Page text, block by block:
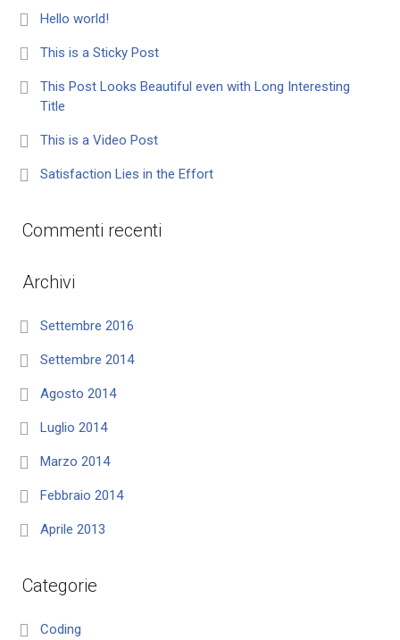
Hello world!
This is a Sticky Post
This Post Looks Beautiful even with Long Interesting
Title
This is a Video Post
Satisfaction Lies in the Effort
Commenti recenti
Archivi
Settembre 2016
Settembre 2014
Agosto 2014
Luglio 2014
Marzo 2014
Febbraio 2014
Aprile 2013
Categorie
Coding